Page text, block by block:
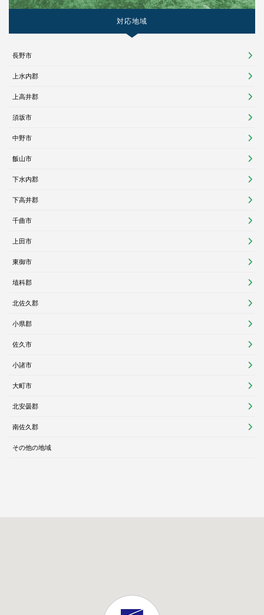
対応地域
長野市
上水内郡
上高井郡
須坂市
中野市
飯山市
下水内郡
下高井郡
千曲市
上田市
東御市
埴科郡
北佐久郡
小県郡
佐久市
小諸市
大町市
北安曇郡
南佐久郡
その他の地域